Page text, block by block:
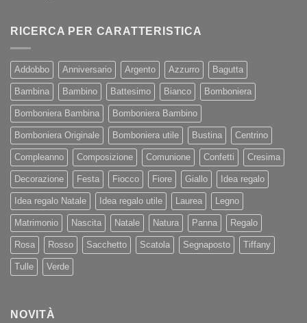
RICERCA PER CARATTERISTICA
Addobbo Anniversario Argento Azzurro Bagutta
Bambina Bambino Battesimo Bianco Bomboniera
Bomboniera Bambina Bomboniera Bambino
Bomboniera Originale Bomboniera utile Bustina Centrino
Compleanno Composizione Comunione Confetti Cresima
Decorazione Festa Fiocco Fiore Giallo Idea regalo
Idea regalo Natale Idea regalo utile Laurea Legno
Matrimonio Nascita Natale Natura Panna Regalo
Rosa Rosso Sacchetto Scatola Segnaposto Tiffany
Tulle Verde
NOVITÀ